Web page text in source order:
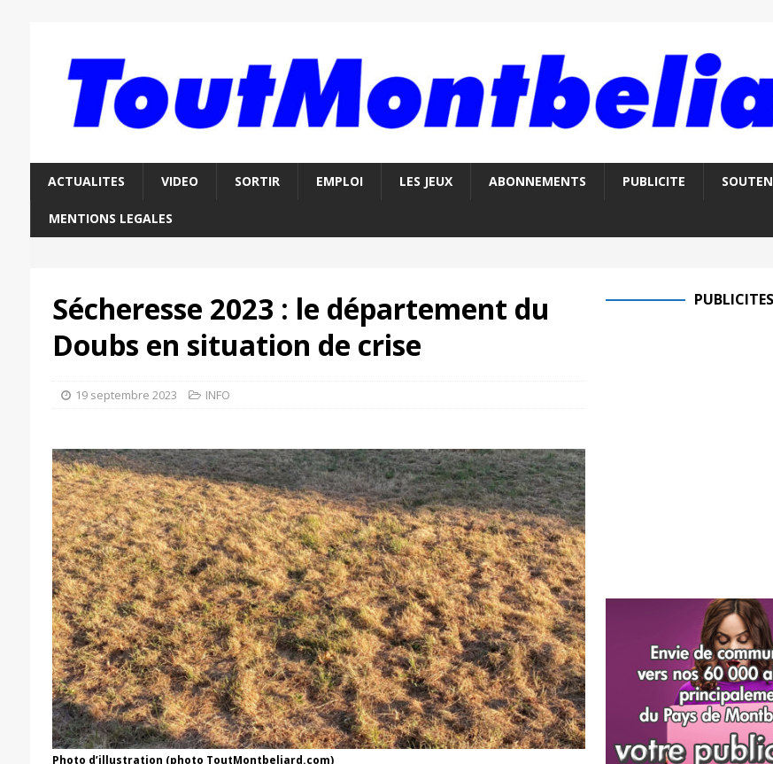
ACTUALITES VIDEO SORTIR EMPLOI LES JEUX ABONNEMENTS PUBLICITE
MENTIONS LEGALES
Sécheresse 2023 : le département du
Doubs en situation de crise
19 septembre 2023 INFO
Photo d’illustration (photo ToutMontbeliard.com)
PUBLICITES